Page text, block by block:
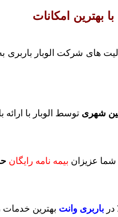
بهترین امکانات
های شرکت الوبار باربری
شهری توسط الوبار با
شما عزیزان بیمه نامه رایگان
باربری وانت بهترین خدمات